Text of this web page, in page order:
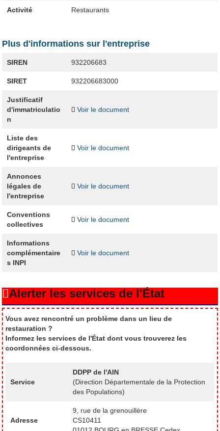
Activité Restaurants
Plus d'informations sur l'entreprise
SIREN 932206683
SIRET 932206683000
Justificatif
d'immatriculatio
n
Voir le document
Liste des
dirigeants de
l'entreprise
Voir le document
Annonces
légales de
l'entreprise
Voir le document
Conventions
collectives
Voir le document
Informations
complémentaire
s INPI
Voir le document
Alerter les services de l'État
Vous avez rencontré un problème dans un lieu de
restauration ?
Informez les services de l'État dont vous trouverez les
coordonnées ci-dessous.
Service
DDPP de l'AIN
(Direction Départementale de la Protection
des Populations)
Adresse
9, rue de la grenouillère
CS10411